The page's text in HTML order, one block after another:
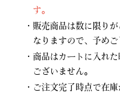
す。
・販売商品は数に限り
なりますので、予めご
・商品はカートに入れ
ございません。
・ご注文完了時点で在